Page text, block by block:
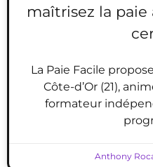
maîtrisez la
La Paie Facile
Côte-d’Or (21),
formateur
Anthony